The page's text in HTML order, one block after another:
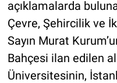
açıklamalarda
Çevre, Şehircilik ve
Sayın Murat
Bahçesi ilan edilen
Üniversitesinin,